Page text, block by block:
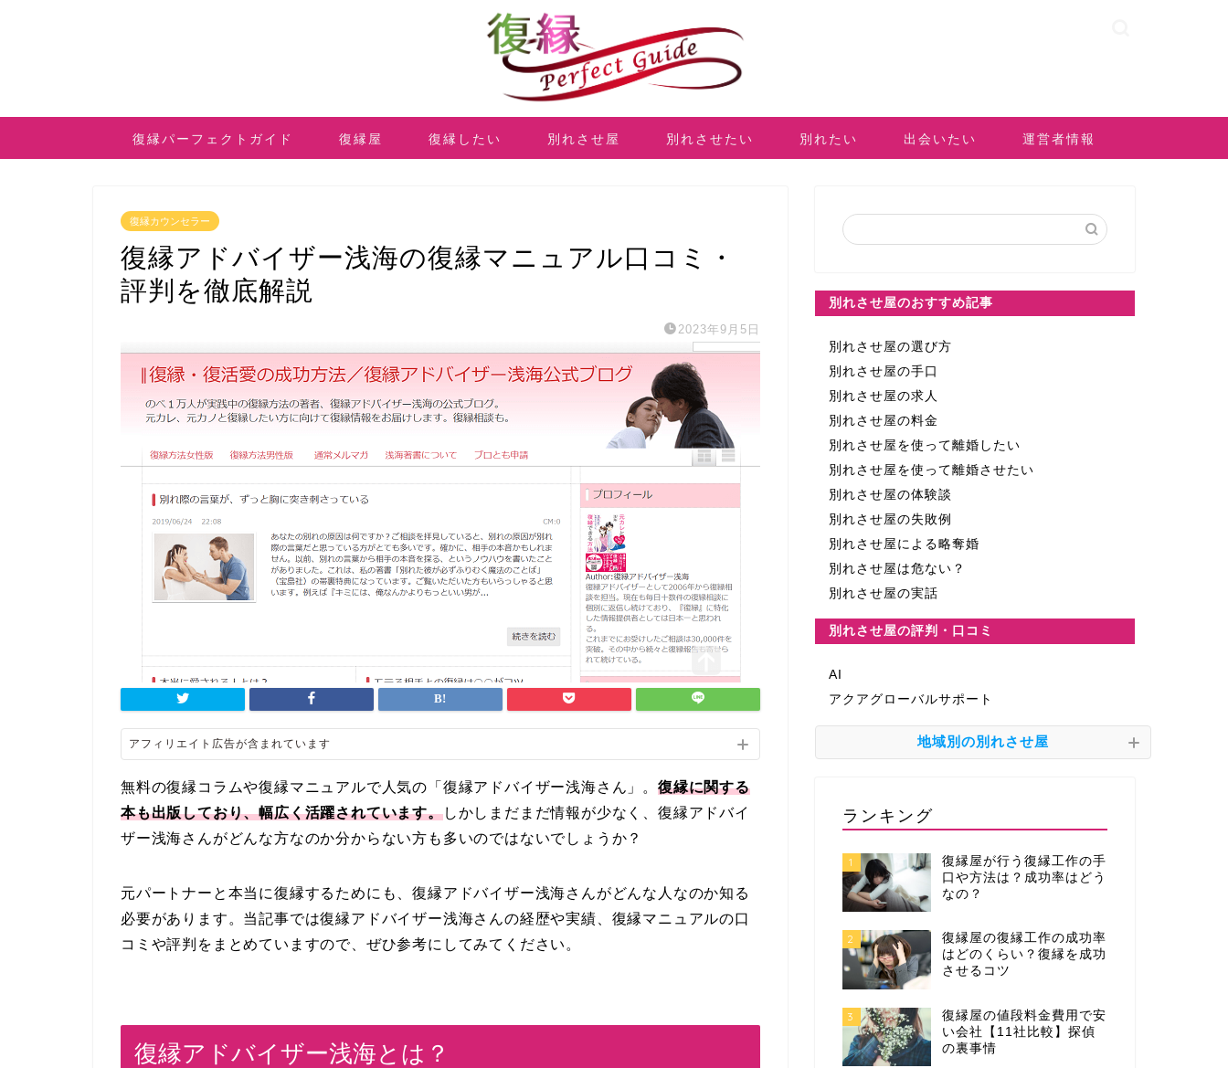
復縁パーフェクトガイド 復縁屋 復縁したい 別れさせ屋 別れさせたい 別れたい 出会いたい 運営者情報
復縁カウンセラー
復縁アドバイザー浅海の復縁マニュアル口コミ・
評判を徹底解説
2023年9月5日
アフィリエイト広告が含まれています
無料の復縁コラムや復縁マニュアルで人気の「復縁アドバイザー浅海さん」。 復縁に関する
本も出版しており、幅広く活躍されています。しかしまだまだ情報が少なく、復縁アドバイ
ザー浅海さんがどんな方なのか分からない方も多いのではないでしょうか？
元パートナーと本当に復縁するためにも、復縁アドバイザー浅海さんがどんな人なのか知る
必要があります。当記事では復縁アドバイザー浅海さんの経歴や実績、復縁マニュアルの口
コミや評判をまとめていますので、ぜひ参考にしてみてください。
復縁アドバイザー浅海とは？
別れさせ屋のおすすめ記事
別れさせ屋の選び方
別れさせ屋の手口
別れさせ屋の求人
別れさせ屋の料金
別れさせ屋を使って離婚したい
別れさせ屋を使って離婚させたい
別れさせ屋の体験談
別れさせ屋の失敗例
別れさせ屋による略奪婚
別れさせ屋は危ない？
別れさせ屋の実話
別れさせ屋の評判・口コミ
AI
アクアグローバルサポート
地域別の別れさせ屋
ランキング
1
復縁屋が行う復縁工作の手
口や方法は？成功率はどう
なの？
2
復縁屋の復縁工作の成功率
はどのくらい？復縁を成功
させるコツ
3
復縁屋の値段料金費用で安
い会社【11社比較】探偵
の裏事情